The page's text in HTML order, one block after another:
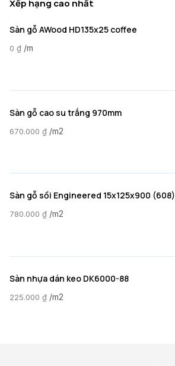
Xếp hạng cao nhất
Sàn gỗ AWood HD135x25 coffee
0 ₫ /m
Sàn gỗ cao su trắng 970mm
670.000 ₫ /m2
Sàn gỗ sồi Engineered 15x125x900 (608)
780.000 ₫ /m2
Sàn nhựa dán keo DK6000-88
225.000 ₫ /m2